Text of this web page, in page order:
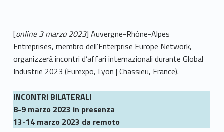
[online 3 marzo 2023] Auvergne-Rhône-Alpes
Entreprises, membro dell’Enterprise Europe Network,
organizzerà incontri d’affari internazionali durante Global
Industrie 2023 (Eurexpo, Lyon | Chassieu, France).
INCONTRI BILATERALI
8-9 marzo 2023 in presenza
13-14 marzo 2023 da remoto